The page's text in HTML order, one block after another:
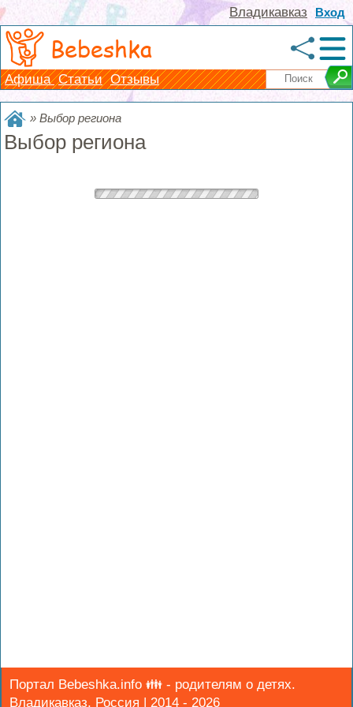
Вход
Владикавказ
Bebeshka
Афиша Статьи Отзывы
»Выбор региона
Выбор региона
Портал Bebeshka.info 👪 - родителям о детях.
Владикавказ, Россия | 2014 - 2026